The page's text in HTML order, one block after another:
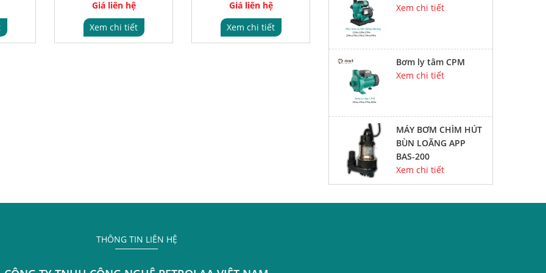
Giá liên hệ
Xem chi tiết
Giá liên hệ
Xem chi tiết
Xem chi tiết
Bơm ly tâm CPM
Xem chi tiết
MÁY BƠM CHÌM HÚT
BÙN LOÃNG APP
BAS-200
Xem chi tiết
THÔNG TIN LIÊN HỆ